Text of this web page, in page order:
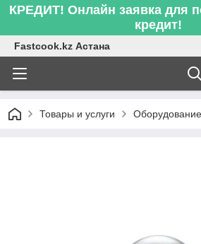
КРЕДИТ! Онлайн заявка для
кредит!
Fastcook.kz Астана
Товары и услуги